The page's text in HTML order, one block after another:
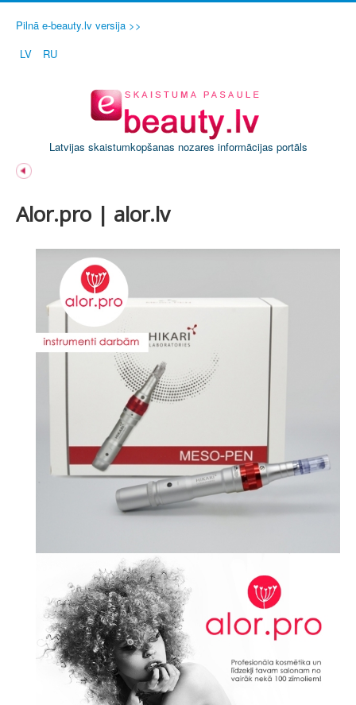
Pilnā e-beauty.lv versija >>
LV
RU
Latvijas skaistumkopšanas nozares informācijas portāls
Alor.pro | alor.lv